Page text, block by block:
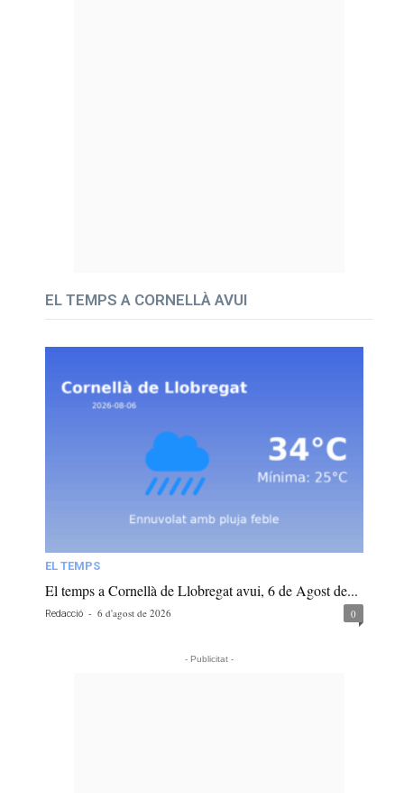
EL TEMPS A CORNELLÀ AVUI
EL TEMPS
El temps a Cornellà de Llobregat avui, 6 de Agost de...
Redacció - 6 d'agost de 2026 0
- Publicitat -